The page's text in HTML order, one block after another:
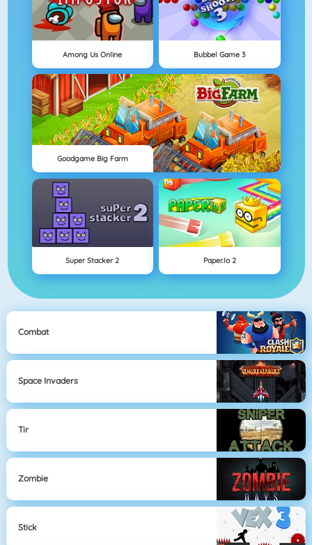
Among Us Online Bubbel Game 3
Goodgame Big Farm
Super Stacker 2 Paper.io 2
Combat
Space Invaders
Tir
Zombie
Stick